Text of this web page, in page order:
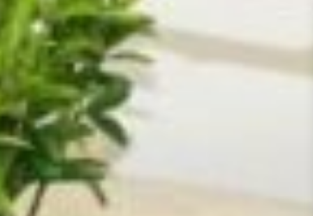
kunnen neerzetten waar ieder gezinslid
gebedsintenties in kan leggen. Bid dan
bijvoorbeeld eens per week samen voor deze
gebedsintenties. Je kunt ook tevoren een
heleboel kleine hartjes uitknippen en iedere
keer dat een kind iets voor Jezus of voor een
ander doet uit liefde, mag het kind een
hartje leggen bij het kruis van Jezus op de
vastentafel. Voor kinderen is het heel